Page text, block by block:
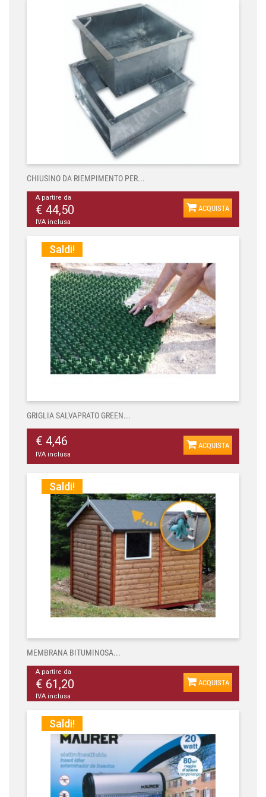
CHIUSINO DA RIEMPIMENTO PER...
A partire da
€ 44,50
IVA inclusa
ACQUISTA
Saldi!
GRIGLIA SALVAPRATO GREEN...
€ 4,46
IVA inclusa
ACQUISTA
Saldi!
MEMBRANA BITUMINOSA...
A partire da
€ 61,20
IVA inclusa
ACQUISTA
Saldi!